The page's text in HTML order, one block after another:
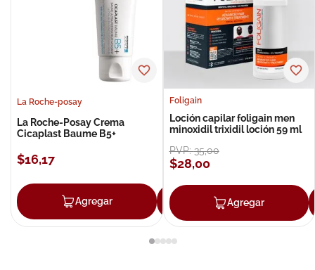
La Roche-posay
La Roche-Posay Crema
Cicaplast Baume B5+
$16,17
Agregar Agregar
Foligain
Loción capilar foligain men
minoxidil trixidil loción 59 ml
PVP:35,00
$28,00
Agregar